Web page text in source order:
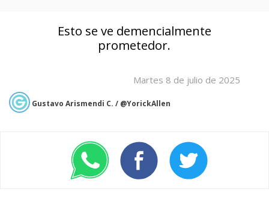
Esto se ve demencialmente
prometedor.
Martes 8 de julio de 2025
Gustavo Arismendi C. / @YorickAllen